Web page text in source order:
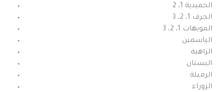
الحميدية 1، 2
الجرف 1، 2، 3
المويهات 1، 2، 3
الياسمين
الزاهية
البستان
الرميلة
الزوراء